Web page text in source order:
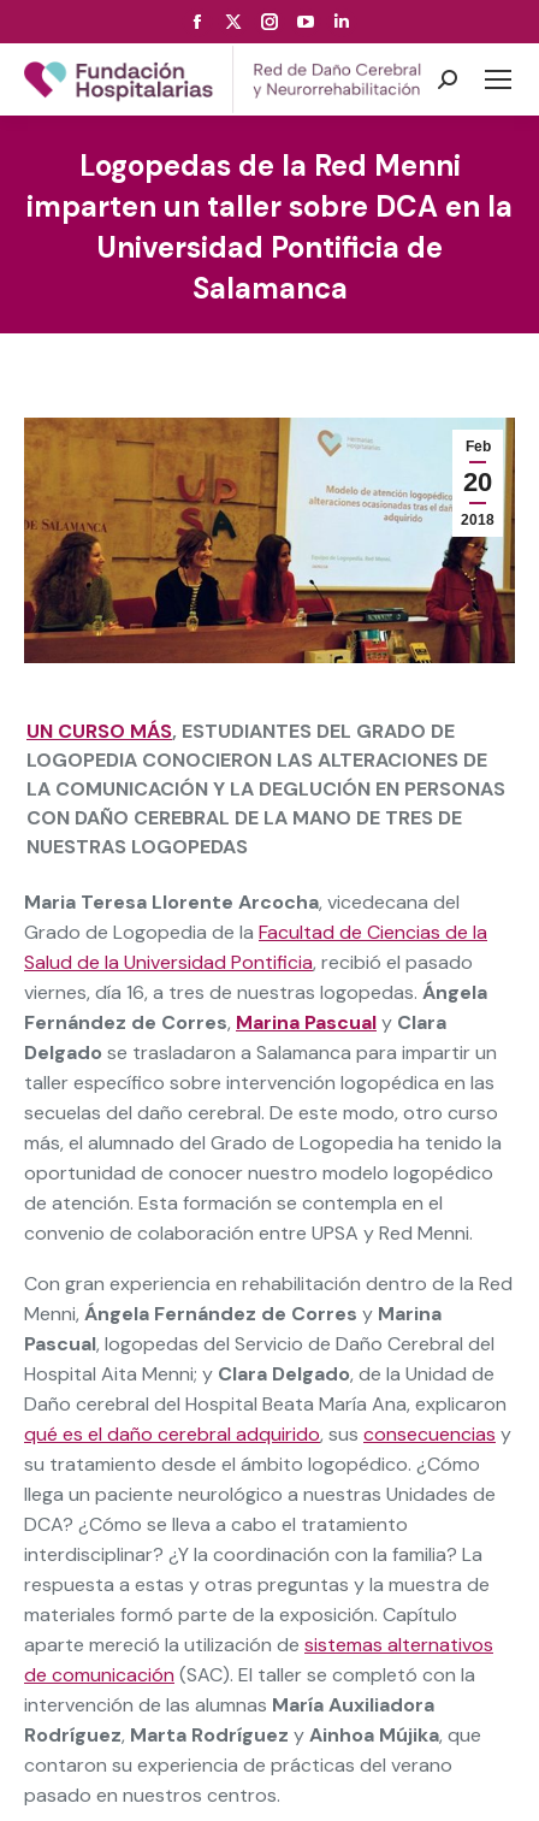
Facebook
page
opens
in
window
page
opens
in
window
Instagram
page
opens
in
window
YouTube
page
opens
in
window
page
opens
in
window
Search:
Logopedas de la Red Menni
imparten un taller sobre DCA en la
Universidad Pontificia de
Salamanca
Feb
20
2018
UN CURSO MÁS, ESTUDIANTES DEL GRADO DE
LOGOPEDIA CONOCIERON LAS ALTERACIONES DE
LA COMUNICACIÓN Y LA DEGLUCIÓN EN PERSONAS
CON DAÑO CEREBRAL DE LA MANO DE TRES DE
NUESTRAS LOGOPEDAS
Maria Teresa Llorente Arcocha, vicedecana del
Grado de Logopedia de la Facultad de Ciencias de la
Salud de la Universidad Pontificia, recibió el pasado
viernes, día 16, a tres de nuestras logopedas. Ángela
Fernández de Corres, Marina Pascualy Clara
Delgado se trasladaron a Salamanca para impartirun
taller específico sobre intervención logopédica en las
secuelas del daño cerebral. De este modo, otro curso
más, el alumnado del Grado de Logopedia ha tenido la
oportunidad de conocer nuestro modelo logopédico
de atención. Esta formación se contempla en el
convenio de colaboración entre UPSA y Red Menni.
Con gran experiencia en rehabilitación dentro de la Red
Menni, Ángela Fernández de Corres y Marina
Pascual, logopedas del Servicio de Daño Cerebral del
Hospital Aita Menni; y Clara Delgado, de la Unidad de
Daño cerebral del Hospital Beata María Ana, explicaron
qué es el daño cerebral adquirido, sus consecuencias y
su tratamiento desde el ámbito logopédico. ¿Cómo
llega un paciente neurológico a nuestras Unidades de
DCA? ¿Cómo se lleva a cabo el tratamiento
interdisciplinar? ¿Y la coordinación con la familia? La
respuesta a estas y otras preguntas y la muestra de
materiales formó parte de la exposición. Capítulo
aparte mereció la utilización de sistemas alternativos
de comunicación (SAC). El taller se completó con la
intervención de las alumnas María Auxiliadora
Rodríguez, Marta Rodríguez yAinhoa Mújika, que
contaron su experiencia de prácticas del verano
pasado en nuestros centros.